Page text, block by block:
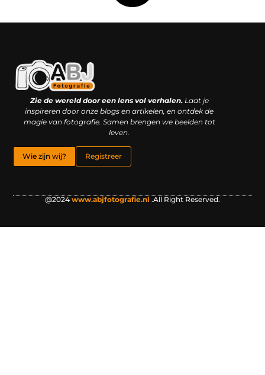
Zie de wereld door een lens vol verhalen.Laat je
inspireren door onze blogs en artikelen, en ontdek de
magie van fotografie. Samen brengen we beelden tot
leven.
Wie zijn wij? Registreer
@2024www.abjfotografie.nl .All Right Reserved.